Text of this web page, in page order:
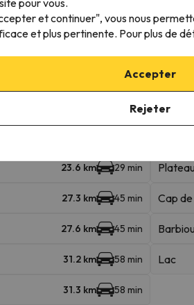
6.5 km 8 min Adet
23.6 km 29 min Plateau
27.3 km 45 min Cap
27.6 km 45 min
31.2 km 58 min Lac
31.3 km 58 min
et continuer", vous nous
et plus pertinente. Pour plus de
Accepter
Rejeter